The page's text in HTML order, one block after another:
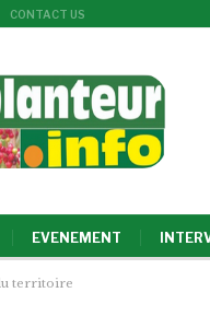
CONTACT US
EVENEMENT
territoire